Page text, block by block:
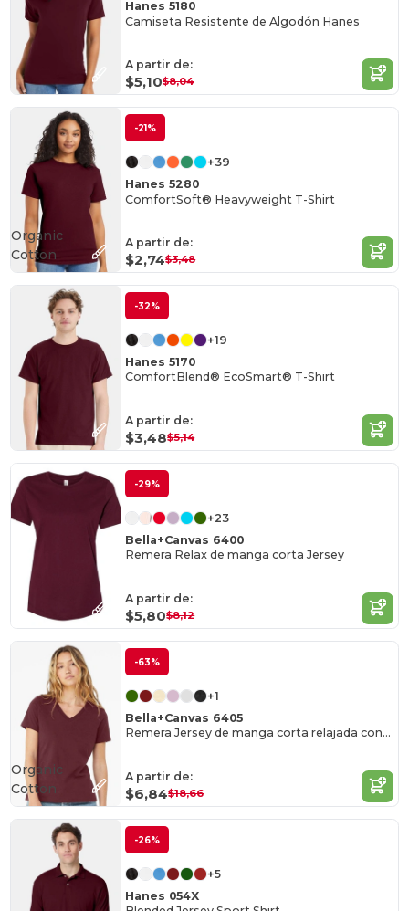
Hanes 5180
Camiseta Resistente de Algodón Hanes
A partir de:
$5,10$8,04
-21%
+39
Hanes 5280
ComfortSoft® Heavyweight T-Shirt
A partir de:
$2,74$3,48
Organic
Cotton
-32%
+19
Hanes 5170
ComfortBlend® EcoSmart® T-Shirt
A partir de:
$3,48$5,14
-29%
+23
Bella+Canvas 6400
Remera Relax de manga corta Jersey
A partir de:
$5,80$8,12
-63%
+1
Bella+Canvas 6405
Remera Jersey de manga corta relajada con cuello en V
A partir de:
$6,84$18,66
Organic
Cotton
-26%
+5
Hanes 054X